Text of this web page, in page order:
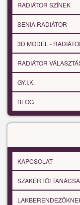
RADIÁTOR SZÍNEK
SENIA RADIÁTOR
3D MODEL -
RADIÁTOR
GY.I.K.
BLOG
KAPCSOLAT
SZAKÉRTŐI